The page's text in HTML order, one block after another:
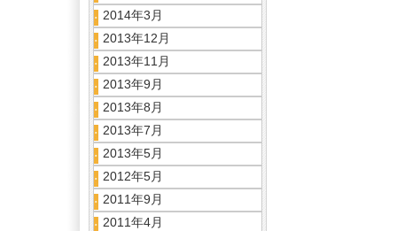
2014年3月
2013年12月
2013年11月
2013年9月
2013年8月
2013年7月
2013年5月
2012年5月
2011年9月
2011年4月